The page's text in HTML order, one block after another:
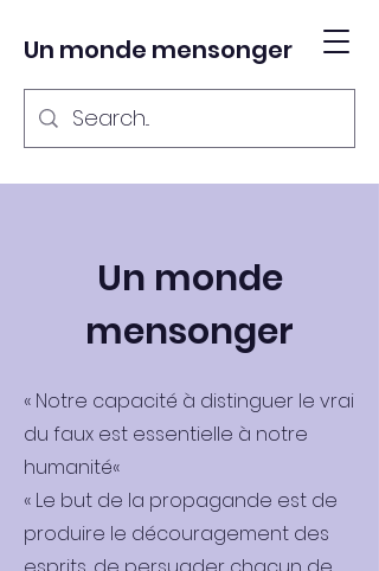
Un monde mensonger
Un monde
mensonger
« Notre capacité à distinguer le vrai
du faux est essentielle à notre
humanité«
« Le but de la propagande est de
produire le découragement des